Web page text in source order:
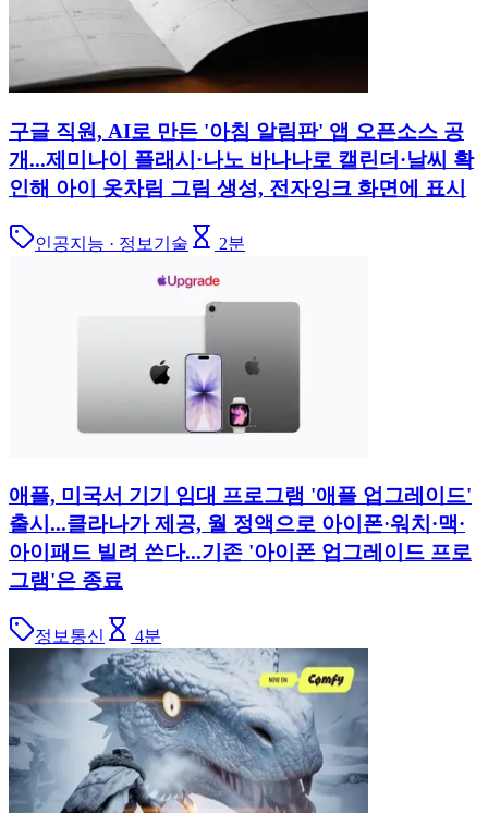
구글 직원, AI로 만든 '아침 알림판' 앱 오픈소스 공
개...제미나이 플래시·나노 바나나로 캘린더·날씨 확
인해 아이 옷차림 그림 생성, 전자잉크 화면에 표시
인공지능 · 정보기술 2분
애플, 미국서 기기 임대 프로그램 '애플 업그레이드'
출시...클라나가 제공, 월 정액으로 아이폰·워치·맥·
아이패드 빌려 쓴다...기존 '아이폰 업그레이드 프로
그램'은 종료
정보통신 4분